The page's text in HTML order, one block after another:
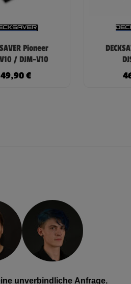
Pioneer
/ DJM-V10
49,90€
unverbindliche Anfrage.